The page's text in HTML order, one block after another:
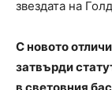
звездата на
С новото
затвърди